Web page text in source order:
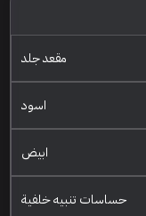
مقعد جلد
اسود
ابيض
حساسات تنبيه خلفية